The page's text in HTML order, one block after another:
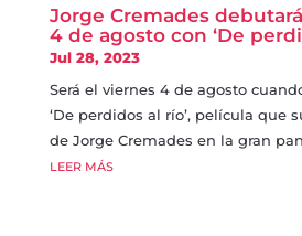
Jorge Cremades
4 de agosto con ‘De
Jul 28, 2023
Será el viernes 4 de agosto
‘De perdidos al río’, película que
de Jorge Cremades en la gran
LEER MÁS